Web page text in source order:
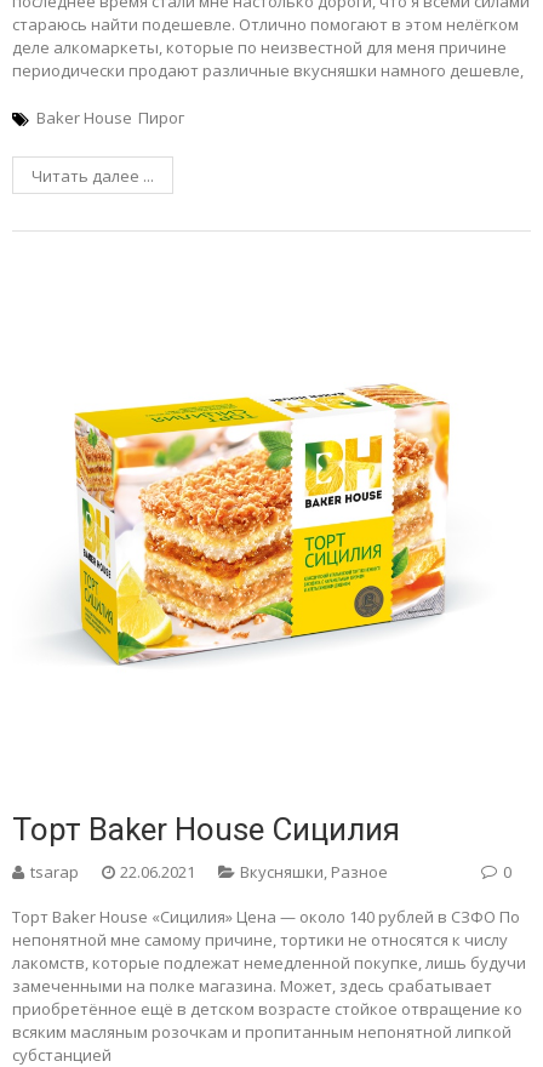
стараюсь найти подешевле. Отлично помогают в этом нелёгком
деле алкомаркеты, которые по неизвестной для меня причине
периодически продают различные вкусняшки намного дешевле,
Baker House Пирог
Читать далее ...
Торт Baker House Сицилия
tsarap 22.06.2021 Вкусняшки, Разное 0
Торт Baker House «Сицилия» Цена — около 140 рублей в СЗФО По
непонятной мне самому причине, тортики не относятся к числу
лакомств, которые подлежат немедленной покупке, лишь будучи
замеченными на полке магазина. Может, здесь срабатывает
приобретённое ещё в детском возрасте стойкое отвращение ко
всяким масляным розочкам и пропитанным непонятной липкой
субстанцией